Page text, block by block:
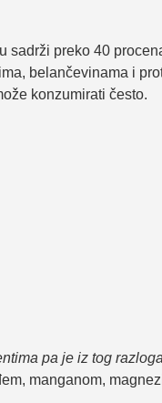
sadrži preko 40
belančevinama i
konzumirati često.
pa je iz tog
manganom,